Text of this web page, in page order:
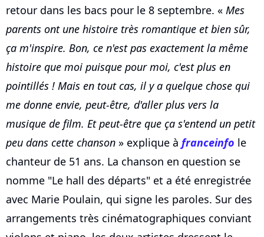
retour dans les bacs pour le 8 septembre. « Mes
parents ont une histoire très romantique et bien sûr,
ça m'inspire. Bon, ce n'est pas exactement la même
histoire que moi puisque pour moi, c'est plus en
pointillés ! Mais en tout cas, il y a quelque chose qui
me donne envie, peut-être, d'aller plus vers la
musique de film. Et peut-être que ça s'entend un petit
peu dans cette chanson » explique à franceinfo le
chanteur de 51 ans. La chanson en question se
nomme "Le hall des départs" et a été enregistrée
avec Marie Poulain, qui signe les paroles. Sur des
arrangements très cinématographiques conviant